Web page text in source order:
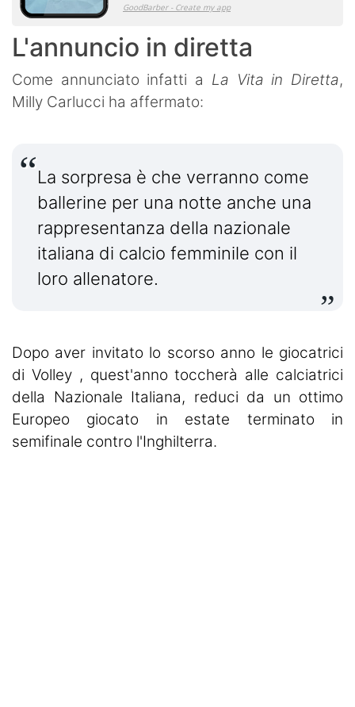
L'annuncio in diretta
Come annunciato infatti a La Vita in Diretta,
Milly Carlucci ha affermato:
La sorpresa è che verranno come
ballerine per una notte anche una
rappresentanza della nazionale
italiana di calcio femminile con il
loro allenatore.
Dopo aver invitato lo scorso anno le giocatrici
di Volley , quest'anno toccherà alle calciatrici
della Nazionale Italiana, reduci da un ottimo
Europeo giocato in estate terminato in
semifinale contro l'Inghilterra.